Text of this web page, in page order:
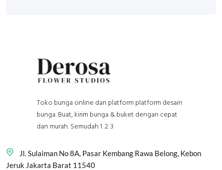
Toko bunga online dan platform platform desain
bunga. Buat, kirim bunga & buket dengan cepat
dan murah. Semudah 1. 2. 3
Jl. Sulaiman No 8A, Pasar Kembang Rawa Belong, Kebon
Jeruk Jakarta Barat 11540